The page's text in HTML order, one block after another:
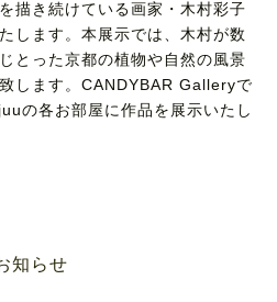
描き続けている画家・木村彩子
します。本展示では、木村が数
とった京都の植物や自然の風景
します。CANDYBAR Galleryで
の各お部屋に作品を展示いたし
知らせ